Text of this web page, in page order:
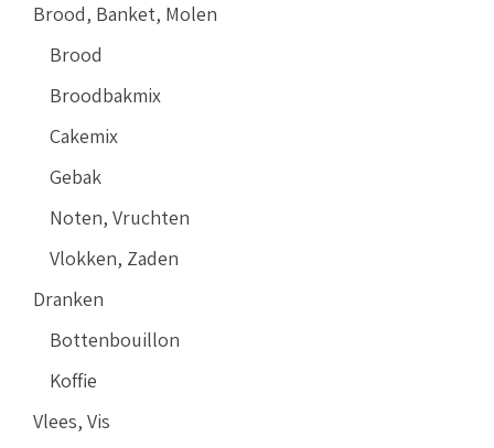
Brood, Banket, Molen
Brood
Broodbakmix
Cakemix
Gebak
Noten, Vruchten
Vlokken, Zaden
Dranken
Bottenbouillon
Koffie
Vlees, Vis